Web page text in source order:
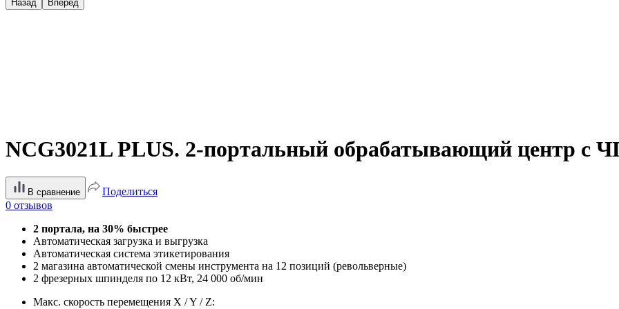
Назад Вперед
NCG3021L PLUS. 2-портальный обрабатывающий центр с
В сравнение
Поделиться
0 отзывов
2 портала, на 30% быстрее
Автоматическая загрузка и выгрузка
Автоматическая система этикетирования
2 магазина автоматической смены инструмента на 12 позиций (револьверные)
2 фрезерных шпинделя по 12 кВт, 24 000 об/мин
Макс. скорость перемещения X / Y / Z: